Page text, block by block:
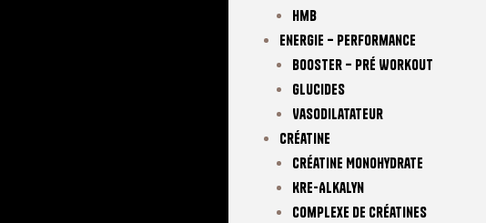
Hmb
Energie – Performance
Booster – Pré Workout
Glucides
Vasodilatateur
Créatine
Créatine Monohydrate
Kre-Alkalyn
Complexe De Créatines